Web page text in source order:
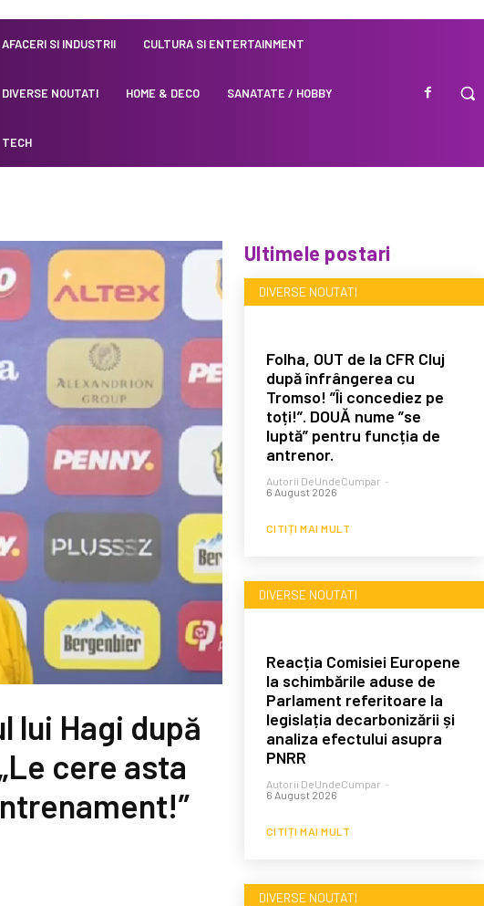
AFACERI SI INDUSTRII CULTURA SI ENTERTAINMENT
DIVERSE NOUTATI HOME & DECO SANATATE / HOBBY
TECH
lui Hagi după
cere asta
Ultimele postari
DIVERSE NOUTATI
Folha, OUT de la CFR Cluj
după înfrângerea cu
Tromso! ”Îi concediez pe
toți!”. DOUĂ nume ”se
luptă” pentru funcția de
antrenor.
Autorii DeUndeCumpar -
6 August 2026
CITIȚI MAI MULT
DIVERSE NOUTATI
Reacția Comisiei Europene
la schimbările aduse de
Parlament referitoare la
legislația decarbonizării și
analiza efectului asupra
PNRR
Autorii DeUndeCumpar -
6 August 2026
CITIȚI MAI MULT
DIVERSE NOUTATI